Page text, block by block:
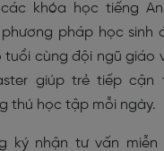
khóa học tiếng
phương pháp học sinh
cùng đội ngũ giáo
giúp trẻ tiếp cận
thú học tập mỗi ngày.
ký nhận tư vấn miễn